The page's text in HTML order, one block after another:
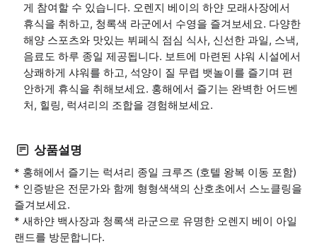
게 참여할 수 있습니다. 오렌지 베이의 하얀 모래사장에서
휴식을 취하고, 청록색 라군에서 수영을 즐겨보세요. 다양한
해양 스포츠와 맛있는 뷔페식 점심 식사, 신선한 과일, 스낵,
음료도 하루 종일 제공됩니다. 보트에 마련된 샤워 시설에서
상쾌하게 샤워를 하고, 석양이 질 무렵 뱃놀이를 즐기며 편
안하게 휴식을 취해보세요. 홍해에서 즐기는 완벽한 어드벤
처, 힐링, 럭셔리의 조합을 경험해보세요.
상품설명
* 홍해에서 즐기는 럭셔리 종일 크루즈 (호텔 왕복 이동 포함)
* 인증받은 전문가와 함께 형형색색의 산호초에서 스노클링을
즐겨보세요.
* 새하얀 백사장과 청록색 라군으로 유명한 오렌지 베이 아일
랜드를 방문합니다.